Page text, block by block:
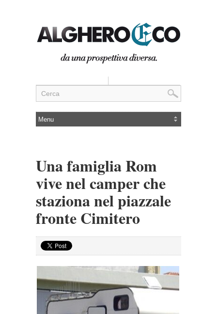
Una famiglia Rom
vive nel camper che
staziona nel piazzale
fronte Cimitero